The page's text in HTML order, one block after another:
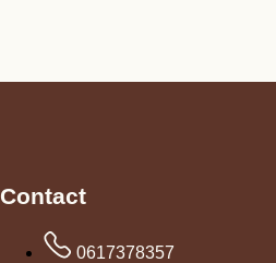
Contact
0617378357